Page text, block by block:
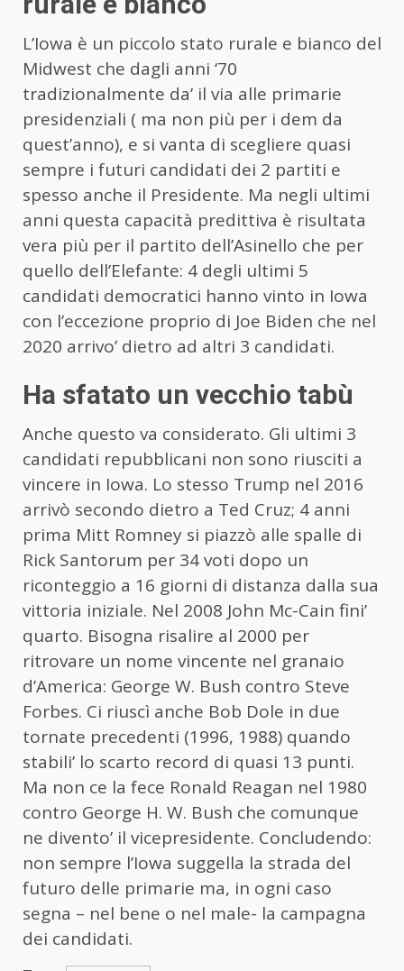
L’Iowa è un piccolo stato rurale e bianco del
Midwest che dagli anni ‘70
tradizionalmente da’ il via alle primarie
presidenziali ( ma non più per i dem da
quest’anno), e si vanta di scegliere quasi
sempre i futuri candidati dei 2 partiti e
spesso anche il Presidente. Ma negli ultimi
anni questa capacità predittiva è risultata
vera più per il partito dell’Asinello che per
quello dell’Elefante: 4 degli ultimi 5
candidati democratici hanno vinto in Iowa
con l’eccezione proprio di Joe Biden che nel
2020 arrivo’ dietro ad altri 3 candidati.
Ha sfatato un vecchio tabù
Anche questo va considerato. Gli ultimi 3
candidati repubblicani non sono riusciti a
vincere in Iowa. Lo stesso Trump nel 2016
arrivò secondo dietro a Ted Cruz; 4 anni
prima Mitt Romney si piazzò alle spalle di
Rick Santorum per 34 voti dopo un
riconteggio a 16 giorni di distanza dalla sua
vittoria iniziale. Nel 2008 John Mc-Cain fini’
quarto. Bisogna risalire al 2000 per
ritrovare un nome vincente nel granaio
d’America: George W. Bush contro Steve
Forbes. Ci riuscì anche Bob Dole in due
tornate precedenti (1996, 1988) quando
stabili’ lo scarto record di quasi 13 punti.
Ma non ce la fece Ronald Reagan nel 1980
contro George H. W. Bush che comunque
ne divento’ il vicepresidente. Concludendo:
non sempre l’Iowa suggella la strada del
futuro delle primarie ma, in ogni caso
segna – nel bene o nel male- la campagna
dei candidati.